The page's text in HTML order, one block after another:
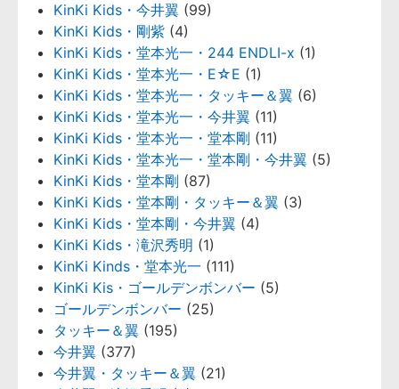
KinKi Kids・今井翼 (99)
KinKi Kids・剛紫 (4)
KinKi Kids・堂本光一・244 ENDLI-x (1)
KinKi Kids・堂本光一・E☆E (1)
KinKi Kids・堂本光一・タッキー＆翼 (6)
KinKi Kids・堂本光一・今井翼 (11)
KinKi Kids・堂本光一・堂本剛 (11)
KinKi Kids・堂本光一・堂本剛・今井翼 (5)
KinKi Kids・堂本剛 (87)
KinKi Kids・堂本剛・タッキー＆翼 (3)
KinKi Kids・堂本剛・今井翼 (4)
KinKi Kids・滝沢秀明 (1)
KinKi Kinds・堂本光一 (111)
KinKi Kis・ゴールデンボンバー (5)
ゴールデンボンバー (25)
タッキー＆翼 (195)
今井翼 (377)
今井翼・タッキー＆翼 (21)